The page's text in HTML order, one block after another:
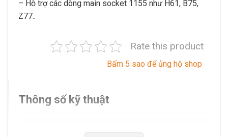
– Hỗ trợ các dòng main socket 1155 như H61, B75,
Z77..
Rate this product
Bấm 5 sao để ủng hộ shop
Thông số kỹ thuật
Trung Quốc